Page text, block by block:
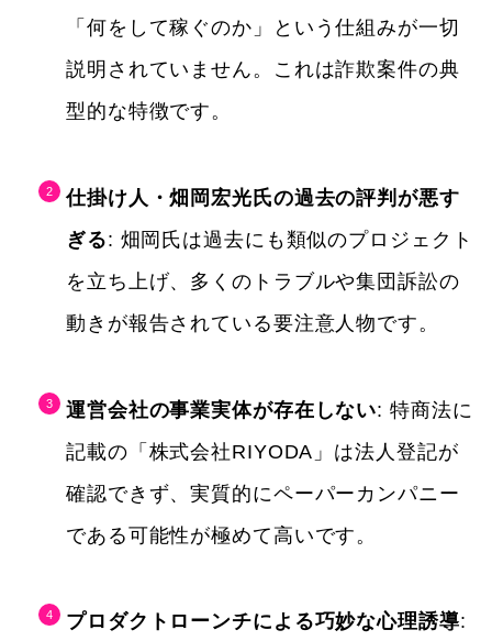
「何をして稼ぐのか」という仕組みが一切
説明されていません。これは詐欺案件の典
型的な特徴です。
仕掛け人・畑岡宏光氏の過去の評判が悪す
ぎる: 畑岡氏は過去にも類似のプロジェクト
を立ち上げ、多くのトラブルや集団訴訟の
動きが報告されている要注意人物です。
運営会社の事業実体が存在しない: 特商法に
記載の「株式会社RIYODA」は法人登記が
確認できず、実質的にペーパーカンパニー
である可能性が極めて高いです。
プロダクトローンチによる巧妙な心理誘導: